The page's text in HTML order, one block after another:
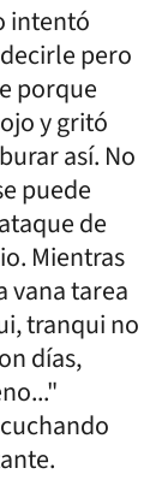
intentó
pero
porque
y gritó
así. No
puede
de
Mientras
vana tarea
tranqui no
días,